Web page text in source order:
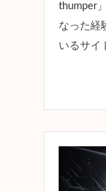
thumper
なった経
いるサイ